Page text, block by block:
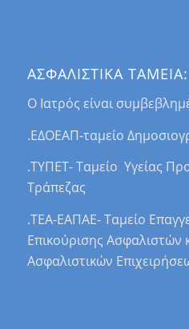
ΑΣΦΑΛΙΣΤΙΚΑ ΤΑΜΕΙΑ:
Ο Ιατρός είναι
.ΕΔΟΕΑΠ-ταμείο
.ΤΥΠΕΤ- Ταμείο Υγείας
Τράπεζας
.ΤΕΑ-ΕΑΠΑΕ- Ταμείο
Επικούρισης Ασφαλιστών
Ασφαλιστικών